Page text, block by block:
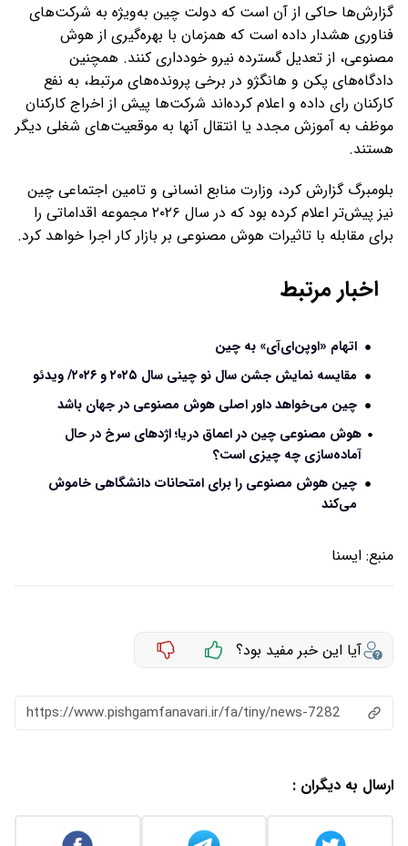
گزارش‌ها حاکی از آن است که دولت چین به‌ویژه به شرکت‌های
فناوری هشدار داده است که همزمان با بهره‌گیری از هوش
مصنوعی، از تعدیل گسترده نیرو خودداری کنند. همچنین
دادگاه‌های پکن و هانگژو در برخی پرونده‌های مرتبط، به نفع
کارکنان رای داده و اعلام کرده‌اند شرکت‌ها پیش از اخراج کارکنان
موظف به آموزش مجدد یا انتقال آنها به موقعیت‌های شغلی دیگر
هستند.
بلومبرگ گزارش کرد، وزارت منابع انسانی و تامین اجتماعی چین
نیز پیش‌تر اعلام کرده بود که در سال ۲۰۲۶ مجموعه اقداماتی را
برای مقابله با تاثیرات هوش مصنوعی بر بازار کار اجرا خواهد کرد.
اخبار مرتبط
اتهام «اوپن‌ای‌آی» به چین
مقایسه نمایش جشن سال نو چینی سال ۲۰۲۵ و ۲۰۲۶/ ویدئو
چین می‌خواهد داور اصلی هوش مصنوعی در جهان باشد
هوش مصنوعی چین در اعماق دریا؛ اژدهای سرخ در حال
آماده‌سازی چه چیزی است؟
چین هوش مصنوعی را برای امتحانات دانشگاهی خاموش
می‌کند
منبع: ايسنا
آیا این خبر مفید بود؟
https://www.pishgamfanavari.ir/fa/tiny/news-7282
ارسال به دیگران :